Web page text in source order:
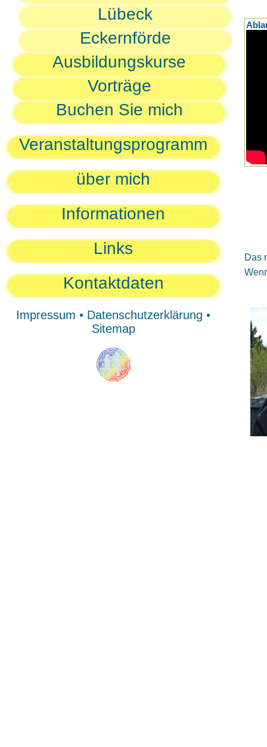
Lübeck
Eckernförde
Ausbildungskurse
Vorträge
Buchen Sie mich
Veranstaltungsprogramm
über mich
Informationen
Links
Kontaktdaten
Impressum • Datenschutzerklärung •
Sitemap
Das